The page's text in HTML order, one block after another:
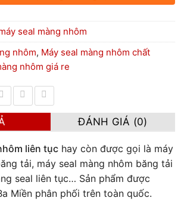
seal màng nhôm
nhôm, Máy seal màng nhôm chất
nhôm giá re
ĐÁNH GIÁ (0)
liên tục hay còn được gọi là máy
tải, máy seal màng nhôm băng tải
seal liên tục… Sản phẩm được
Miền phân phối trên toàn quốc.